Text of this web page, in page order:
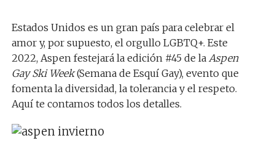
Estados Unidos es un gran país para celebrar el
amor y, por supuesto, el orgullo LGBTQ+. Este
2022, Aspen festejará la edición #45 de laAspen
Gay Ski Week(Semana de Esquí Gay), evento que
fomenta la diversidad, la tolerancia y el respeto.
Aquí te contamos todos los detalles.